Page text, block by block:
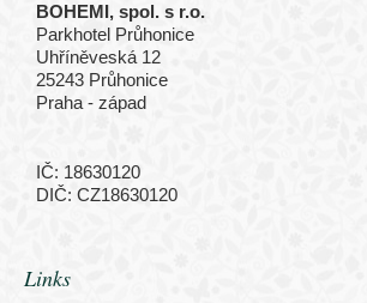
BOHEMI, spol. s r.o.
Parkhotel Průhonice
Uhříněveská 12
25243 Průhonice
Praha - západ
IČ: 18630120
DIČ: CZ18630120
Links